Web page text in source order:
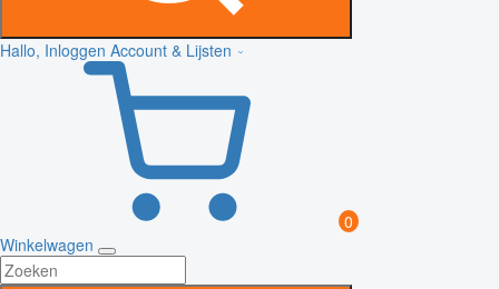
Hallo, Inloggen Account & Lijsten
0
Winkelwagen